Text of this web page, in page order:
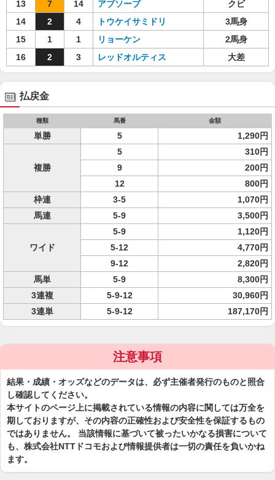
13
7 14 アブソーブ
クビ
14
2 4 トウケイサミドリ
3馬身
15
1 1 リョーケン
2馬身
16
2 3 レッドオルティス 大差
払戻金
種類 馬番 金額
単勝 5 1,290円
複勝
5
310円
9
200円
12
800円
枠連
3-5
1,070円
馬連
5-9 3,500円
ワイド
5-9
1,120円
5-12
4,770円
9-12
2,820円
馬単
5-9
8,300円
3連複
5-9-12
30,960円
3連単
5-9-12 187,170円
注意事項
結果・成績・オッズなどのデータは、必ず主催者発行のものと照合
し確認してください。
本サイトのページ上に掲載されている情報の内容に関しては万全を
期しておりますが、その内容の正確性および安全性を保証するもの
ではありません。 当該情報に基づいて被ったいかなる損害について
も、株式会社NTTドコモおよび情報提供者は一切の責任を負いかね
ます。